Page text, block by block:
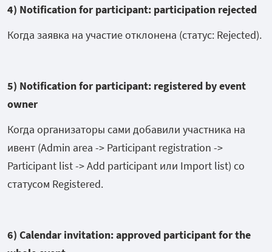
4) Notification for participant: participation rejected
Когда заявка на участие отклонена (статус: Rejected).
5) Notification for participant: registered by event
owner
Когда организаторы сами добавили участника на
ивент (Admin area -> Participant registration ->
Participant list -> Add participant или Import list) со
статусом Registered.
6) Calendar invitation: approved participant for the